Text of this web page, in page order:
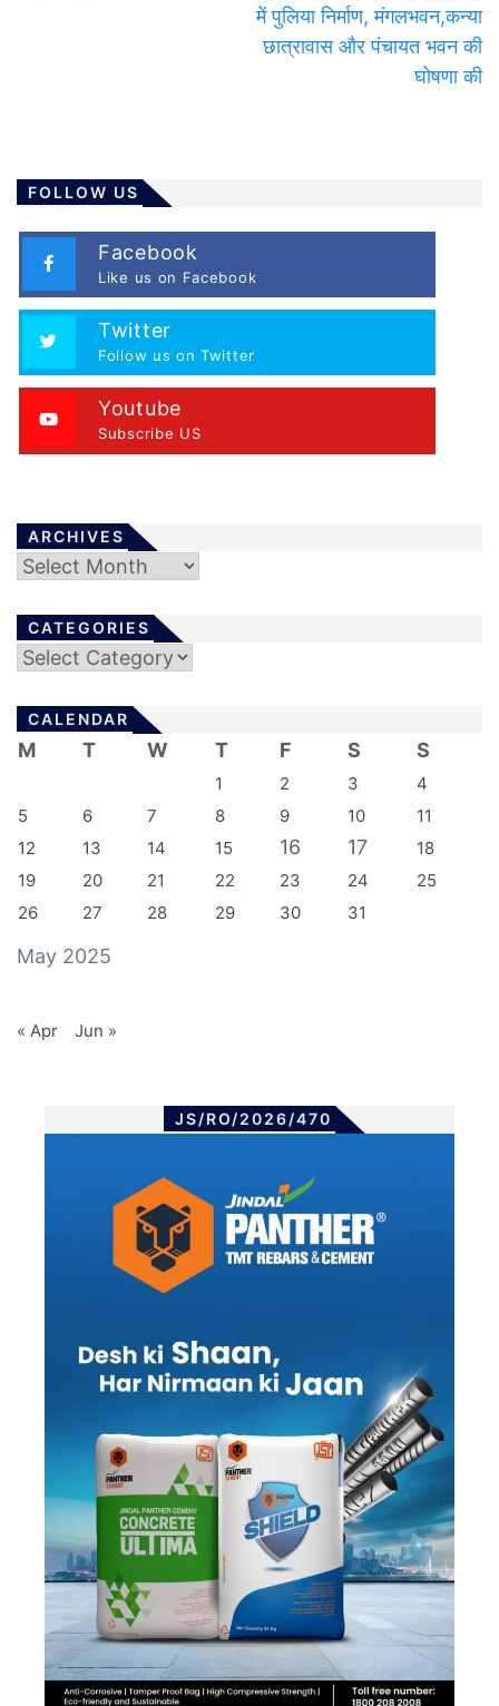
में पुलिया निर्माण, मंगलभवन,कन्या
छात्रावास और पंचायत भवन की
घोषणा की
FOLLOW US
Facebook
Like us on Facebook
Twitter
Follow us on Twitter
Youtube
Subscribe US
ARCHIVES
Archives
CATEGORIES
Categories
CALENDAR
May 2025
M T W T F S S
1 2 3
4
5
6 7 8 9 10
11
12
13 14 15 16 17
18
19
20 21 22 23 24
25
26
27 28 29 30 31
« Apr Jun »
JS/RO/2026/470